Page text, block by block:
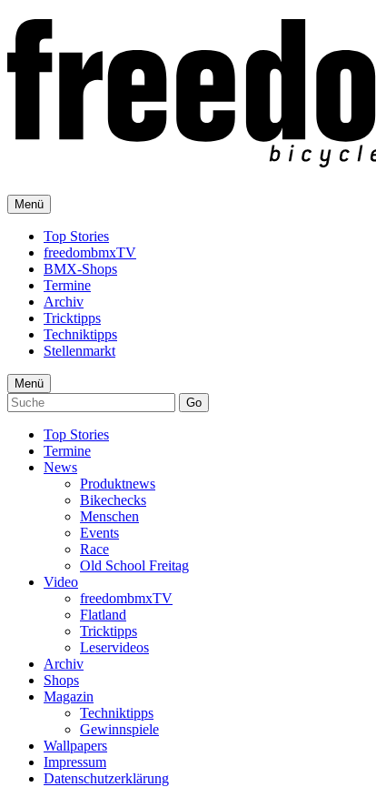
Menü
Top Stories
freedombmxTV
BMX-Shops
Termine
Archiv
Tricktipps
Techniktipps
Stellenmarkt
Menü
Go
Top Stories
Termine
News
Produktnews
Bikechecks
Menschen
Events
Race
Old School Freitag
Video
freedombmxTV
Flatland
Tricktipps
Leservideos
Archiv
Shops
Magazin
Techniktipps
Gewinnspiele
Wallpapers
Impressum
Datenschutzerklärung